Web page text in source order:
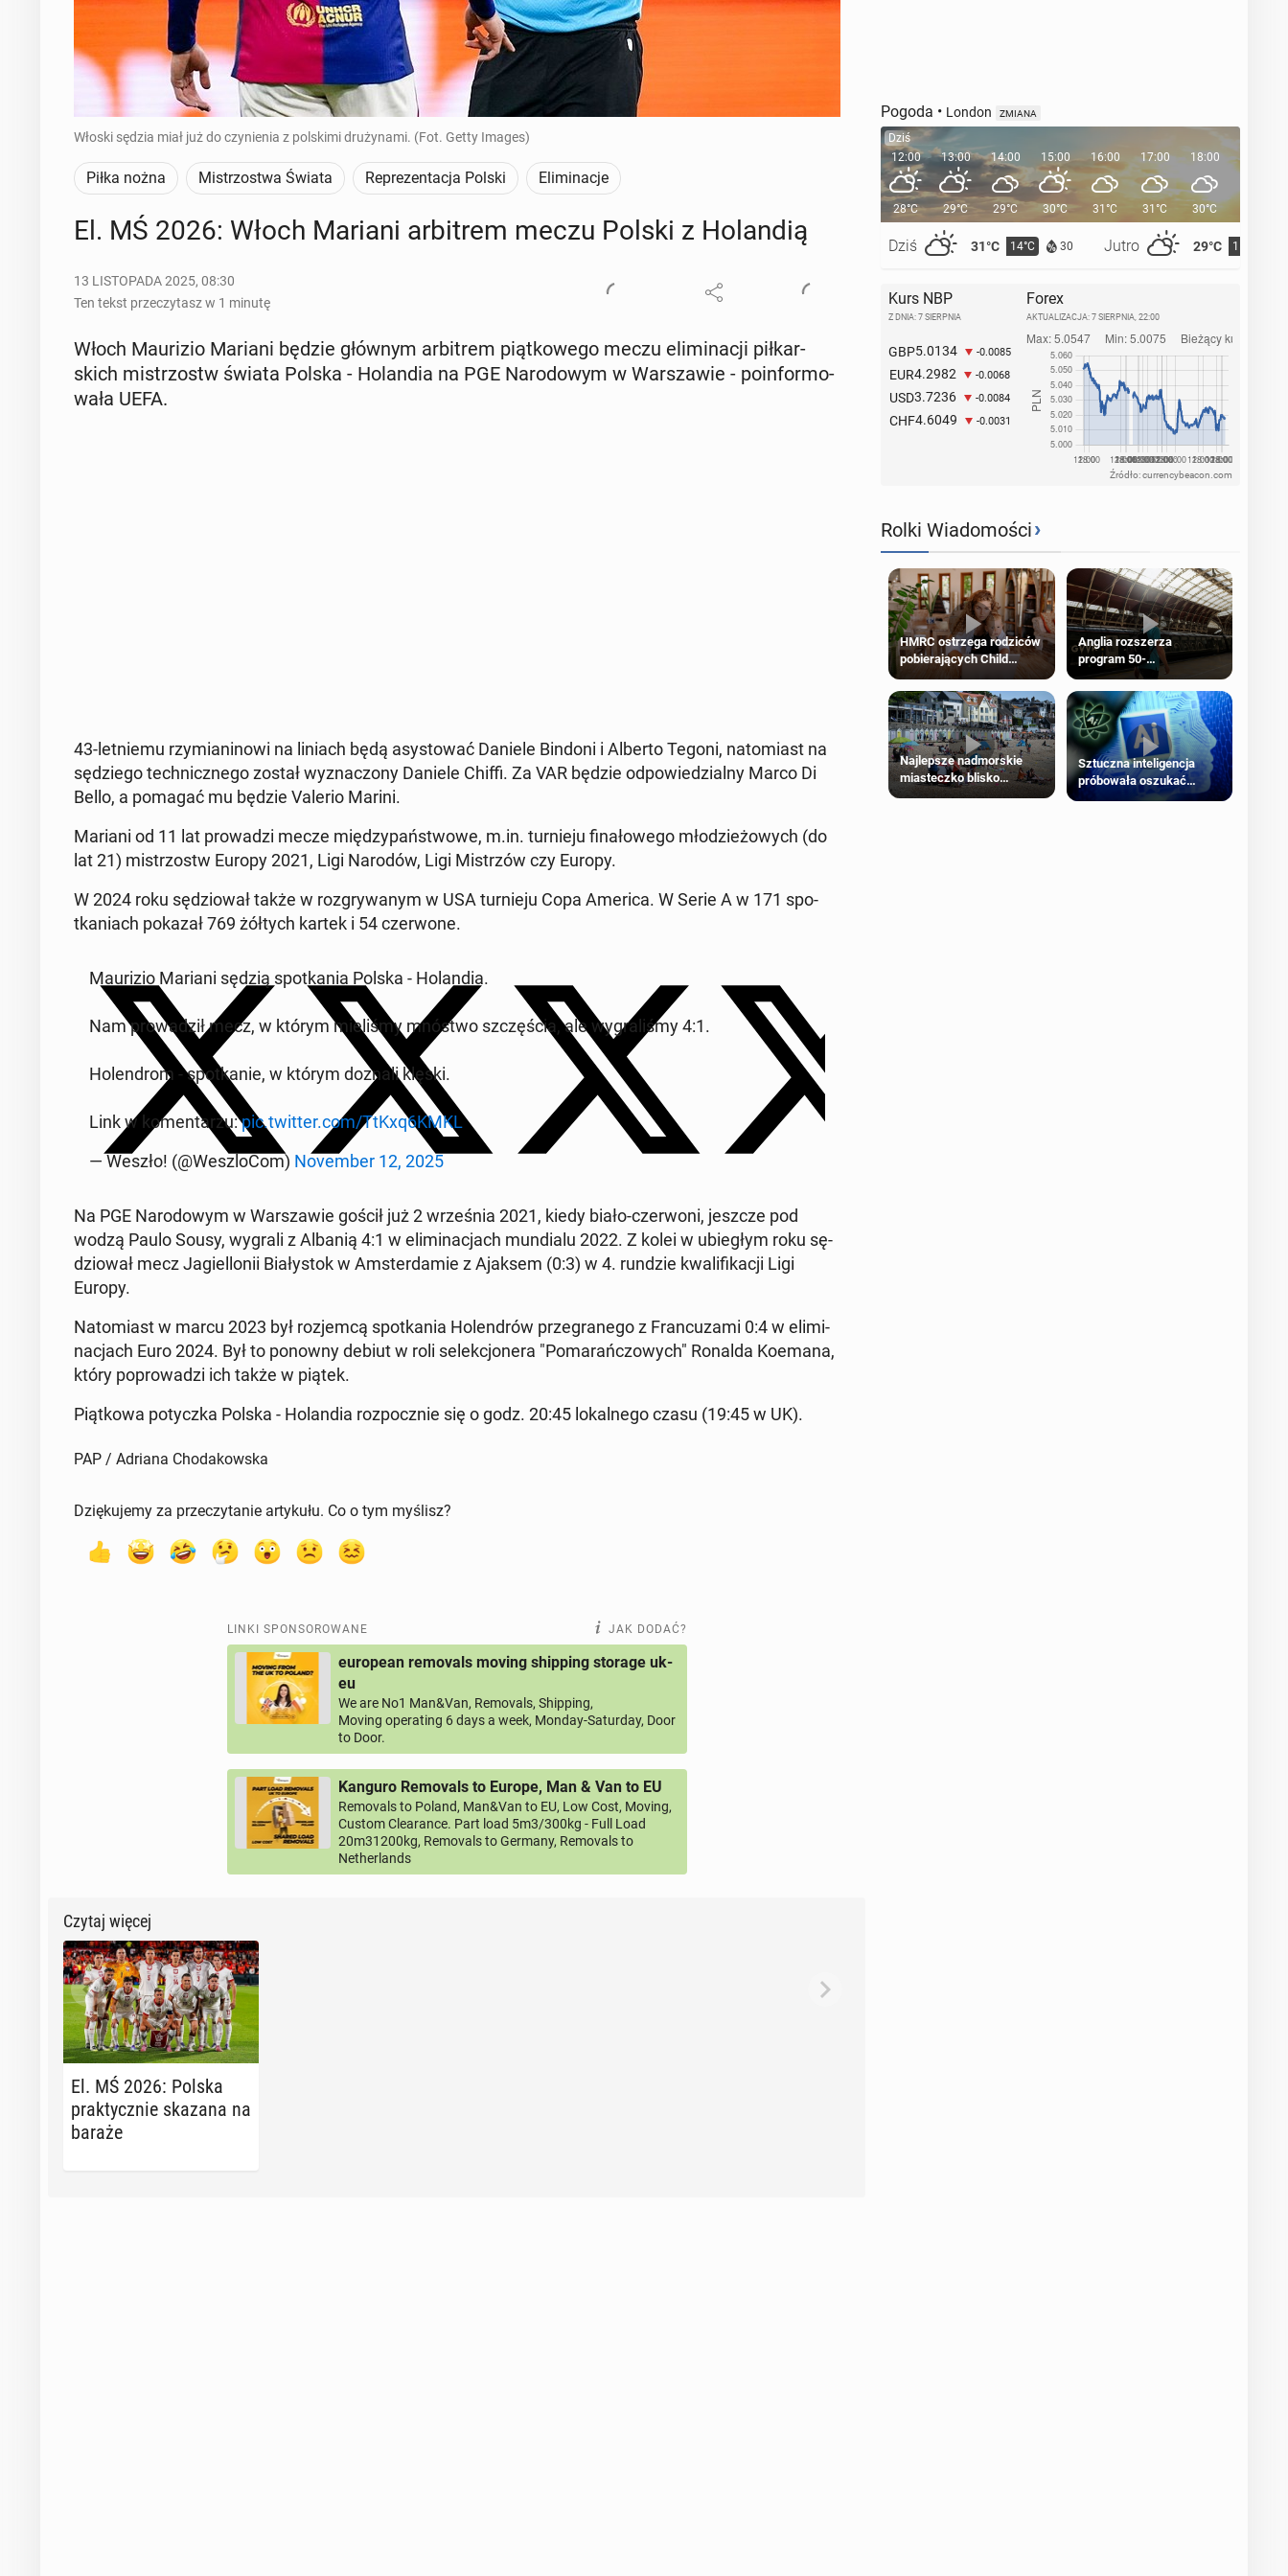
Włoski sędzia miał już do czynienia z polskimi drużynami. (Fot. Getty Images)
Piłka nożna Mistrzostwa Świata Reprezentacja Polski Eliminacje
El. MŚ 2026: Włoch Mariani ar­bi­trem meczu Polski z Ho­lan­dią
13 LISTOPADA 2025, 08:30
Ten tekst przeczytasz w 1 minutę
Włoch Mau­ri­zio Mariani będzie głównym ar­bi­trem piąt­ko­we­go meczu eli­mi­na­cji pił­kar­
skich mi­strzostw świata Polska - Ho­lan­dia na PGE Na­ro­do­wym w War­sza­wie - po­in­for­mo­
wa­ła UEFA.
43-let­nie­mu rzy­mia­ni­no­wi na liniach będą asy­sto­wać Daniele Bindoni i Alberto Tegoni, na­to­miast na
sę­dzie­go tech­nicz­ne­go został wy­zna­czo­ny Daniele Chiffi. Za VAR będzie od­po­wie­dzial­ny Marco Di
Bello, a pomagać mu będzie Valerio Marini.
Mariani od 11 lat pro­wa­dzi mecze mię­dzy­pań­stwo­we, m.in. tur­nie­ju fi­na­ło­we­go mło­dzie­żo­wych (do
lat 21) mi­strzostw Europy 2021, Ligi Narodów, Ligi Mi­strzów czy Europy.
W 2024 roku sę­dzio­wał także w roz­gry­wa­nym w USA tur­nie­ju Copa America. W Serie A w 171 spo­
tka­niach pokazał 769 żółtych kartek i 54 czer­wo­ne.
Mau­ri­zio Mariani sędzią spo­tka­nia Polska - Ho­lan­dia.
Nam pro­wa­dził mecz, w którym mie­li­śmy mnóstwo szczę­ścia, ale wy­gra­li­śmy 4:1.
Ho­len­drom - spo­tka­nie, w którym doznali klęski.
Link w ko­men­ta­rzu:pic.twitter.com/TtKxq6KMKL
— Weszło! (@We­szlo­Com) No­vem­ber 12, 2025
Na PGE Na­ro­do­wym w War­sza­wie gościł już 2 wrze­śnia 2021, kiedy biało-czer­wo­ni, jeszcze pod
wodzą Paulo Sousy, wygrali z Albanią 4:1 w eli­mi­na­cjach mun­dia­lu 2022. Z kolei w ubie­głym roku sę­
dzio­wał mecz Ja­giel­lo­nii Bia­ły­stok w Am­ster­da­mie z Ajaksem (0:3) w 4. rundzie kwa­li­fi­ka­cji Ligi
Europy.
Na­to­miast w marcu 2023 był roz­jem­cą spo­tka­nia Ho­len­drów prze­gra­ne­go z Fran­cu­za­mi 0:4 w eli­mi­
na­cjach Euro 2024. Był to ponowny debiut w roli se­lek­cjo­ne­ra "Po­ma­rań­czo­wych" Ronalda Koemana,
który po­pro­wa­dzi ich także w piątek.
Piąt­ko­wa po­tycz­ka Polska - Ho­lan­dia roz­pocz­nie się o godz. 20:45 lo­kal­ne­go czasu (19:45 w UK).
PAP / Adriana Chodakowska
Dziękujemy za przeczytanie artykułu. Co o tym myślisz?
LINKI SPONSOROWANE JAK DODAĆ?
european removals moving shipping storage uk-
eu
We are No1 Man&Van, Removals, Shipping,
Moving operating 6 days a week, Monday-Saturday, Door
to Door.
Kanguro Removals to Europe, Man & Van to EU
Removals to Poland, Man&Van to EU, Low Cost, Moving,
Custom Clearance. Part load 5m3/300kg - Full Load
20m31200kg, Removals to Germany, Removals to
Netherlands
Czytaj więcej
El. MŚ 2026: Polska
prak­tycz­nie skazana na
baraże
Pogoda • London ZMIANA
Dziś
12:00
28°C
Dziś 31°C 14°C 30 Jutro 29°C 15°C
13:00
29°C
14:00
29°C
15:00
30°C
16:00
31°C
17:00
31°C
18:00
30°C
19:00
Kurs NBP
Z DNIA: 7 SIERPNIA
GBP5.0134 -0.0085
EUR4.2982 -0.0068
USD3.7236 -0.0084
CHF4.6049 -0.0031
Forex
AKTUALIZACJA: 7 SIERPNIA, 22:00
Źródło: currencybeacon.com
Rolki Wiadomości›
HMRC ostrzega rodziców
pobierających Child
Benefit. Mogą być
zobowiązani do zwrotu
zasiłku
Anglia rozszerza
program 50-
procentowych zniżek
kolejowych na 18-latków
Najlepsze nadmorskie
miasteczko blisko
Sztuczna inteligencja
próbowała oszukać
człowieka